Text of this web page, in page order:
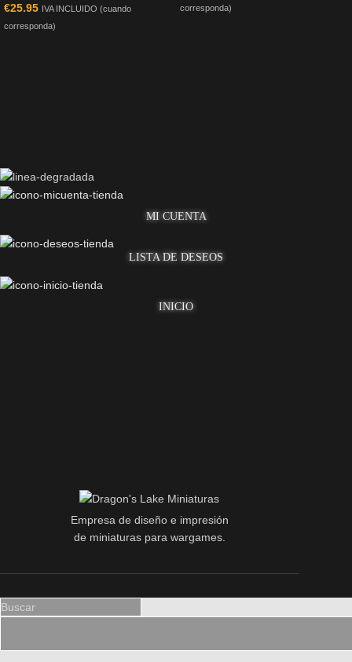
€25.95 IVA INCLUIDO (cuando
corresponda)
corresponda)
MI CUENTA
LISTA DE DESEOS
INICIO
Empresa de diseño e impresión
de miniaturas para wargames.